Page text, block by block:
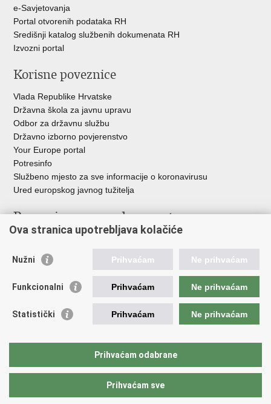
e-Savjetovanja
Portal otvorenih podataka RH
Središnji katalog službenih dokumenata RH
Izvozni portal
Korisne poveznice
Vlada Republike Hrvatske
Državna škola za javnu upravu
Odbor za državnu službu
Državno izborno povjerenstvo
Your Europe portal
Potresinfo
Službeno mjesto za sve informacije o koronavirusu
Ured europskog javnog tužitelja
Poveznice pravosudnog sustava
Državno odvjetništvo
Ured za suzbijanje korupcije i organiziranog kriminaliteta
Državnoodvjetničko vijeće
Hrvatska odvjetnička komora
Europski pravosudni portal
Ova stranica upotrebljava kolačiće
Nužni Prihvaćam Ne prihvaćam
Funkcionalni Prihvaćam Ne prihvaćam
Statistički Prihvaćam Ne prihvaćam
Prihvaćam odabrane
Prihvaćam sve